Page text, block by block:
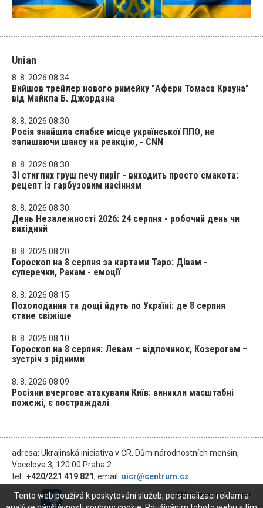
Unian
8. 8. 2026 08:34
Вийшов трейлер нового римейку "Афери Томаса Крауна"
від Майкла Б. Джордана
8. 8. 2026 08:30
Росія знайшла слабке місце української ППО, не
залишаючи шансу на реакцію, - CNN
8. 8. 2026 08:30
Зі стиглих груш печу пиріг - виходить просто смакота:
рецепт із гарбузовим насінням
8. 8. 2026 08:30
День Незалежності 2026: 24 серпня - робочий день чи
вихідний
8. 8. 2026 08:20
Гороскоп на 8 серпня за картами Таро: Дівам -
суперечки, Ракам - емоції
8. 8. 2026 08:15
Похолодання та дощі йдуть по Україні: де 8 серпня
стане свіжіше
8. 8. 2026 08:10
Гороскоп на 8 серпня: Левам – відпочинок, Козерогам –
зустріч з рідними
8. 8. 2026 08:09
Росіяни вчергове атакували Київ: виникли масштабні
пожежі, є постраждалі
adresa: Ukrajinská iniciativa v ČR, Dům národnostních menšin,
Vocelova 3, 120 00 Praha 2
tel.: +420/221 419 821, email: uicr@centrum.cz
Tento web používá k poskytování služeb, personalizaci reklam a